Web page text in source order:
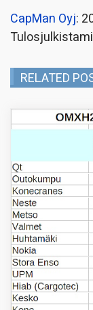
CapMan Oyj:
RELATED